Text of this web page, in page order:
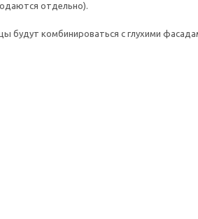
отдельно).
комбинироваться с глухими